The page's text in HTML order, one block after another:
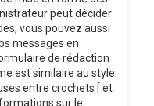
peut décider
vous pouvez aussi
messages en
de rédaction
est similaire au style
entre crochets [ et
sur le